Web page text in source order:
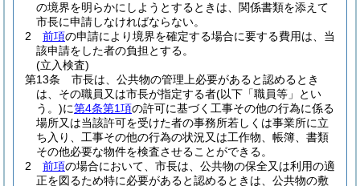
の境界を明らかにしようとするときは、関係書類を添えて
市長に申請しなければならない。
2
前項の申請により境界を確定する場合に要する費用は、当
該申請をした者の負担とする。
(立入検査)
第13条
市長は、公共物の管理上必要があると認めるとき
は、その職員又は市長が指定する者(以下「職員等」とい
う。)に第4条第1項の許可に基づく工事その他の行為に係る
場所又は当該許可を受けた者の事務所若しくは事業所に立
ち入り、工事その他の行為の状況又は工作物、帳簿、書類
その他必要な物件を検査させることができる。
2
前項の場合において、市長は、公共物の保全又は利用の適
正を図るため特に必要があると認めるときは、公共物の敷